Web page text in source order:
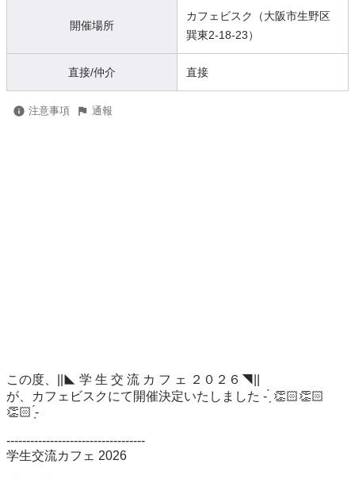
開催場所
カフェビスク（大阪市生野区
巽東2-18-23）
直接/仲介 直接
注意事項 通報
この度、||◣ 学 生 交 流 カ フ ェ ２０２６◥||⁡⁡
が、カフェビスクにて開催決定いたしました - ̗̀ 👏🏻👏🏻
👏🏻 ̖́-⁡⁡⁡
⁡-----------------------------------
学生交流カフェ 2026